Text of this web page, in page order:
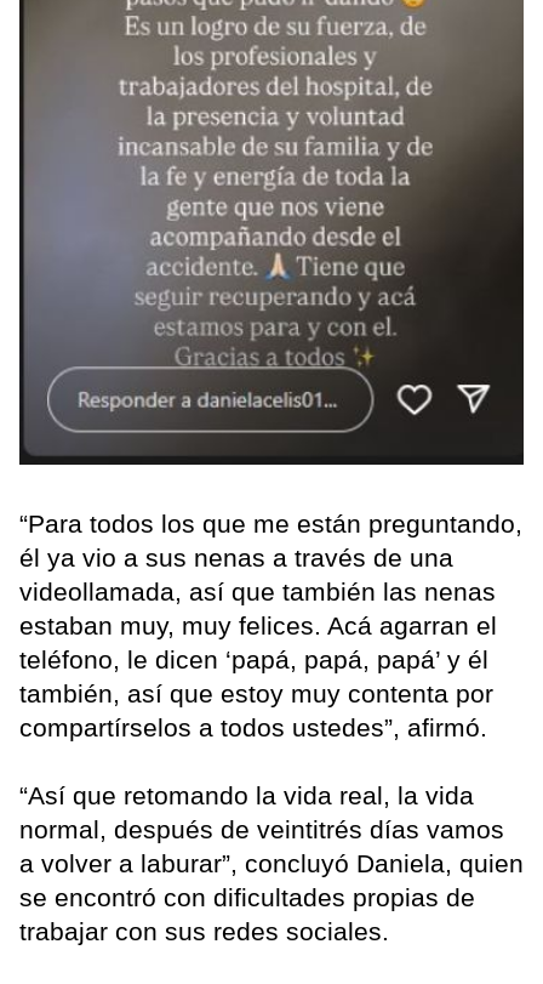
“Para todos los que me están preguntando,
él ya vio a sus nenas a través de una
videollamada, así que también las nenas
estaban muy, muy felices. Acá agarran el
teléfono, le dicen ‘papá, papá, papá’ y él
también, así que estoy muy contenta por
compartírselos a todos ustedes”, afirmó.
“Así que retomando la vida real, la vida
normal, después de veintitrés días vamos
a volver a laburar”, concluyó Daniela, quien
se encontró con dificultades propias de
trabajar con sus redes sociales.